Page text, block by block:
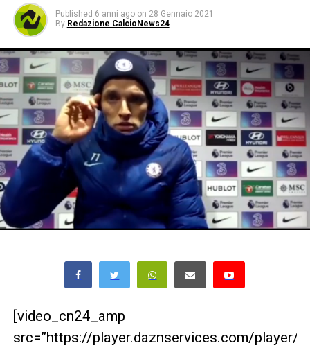
Published 6 anni ago on 28 Gennaio 2021
By Redazione CalcioNews24
[video_cn24_amp
src=”https://player.daznservices.com/player/